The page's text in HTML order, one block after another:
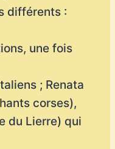
différents :
une fois
; Renata
corses),
du Lierre) qui